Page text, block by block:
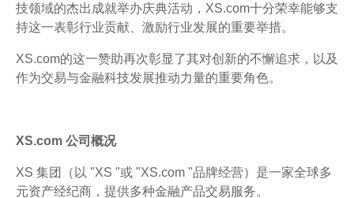
技领域的杰出成就举办庆典活动，XS.com十分荣幸能够支
持这一表彰行业贡献、激励行业发展的重要举措。
XS.com的这一赞助再次彰显了其对创新的不懈追求，以及
作为交易与金融科技发展推动力量的重要角色。
XS.com 公司概况
XS 集团（以 "XS "或 "XS.com "品牌经营）是一家全球多
元资产经纪商，提供多种金融产品交易服务。